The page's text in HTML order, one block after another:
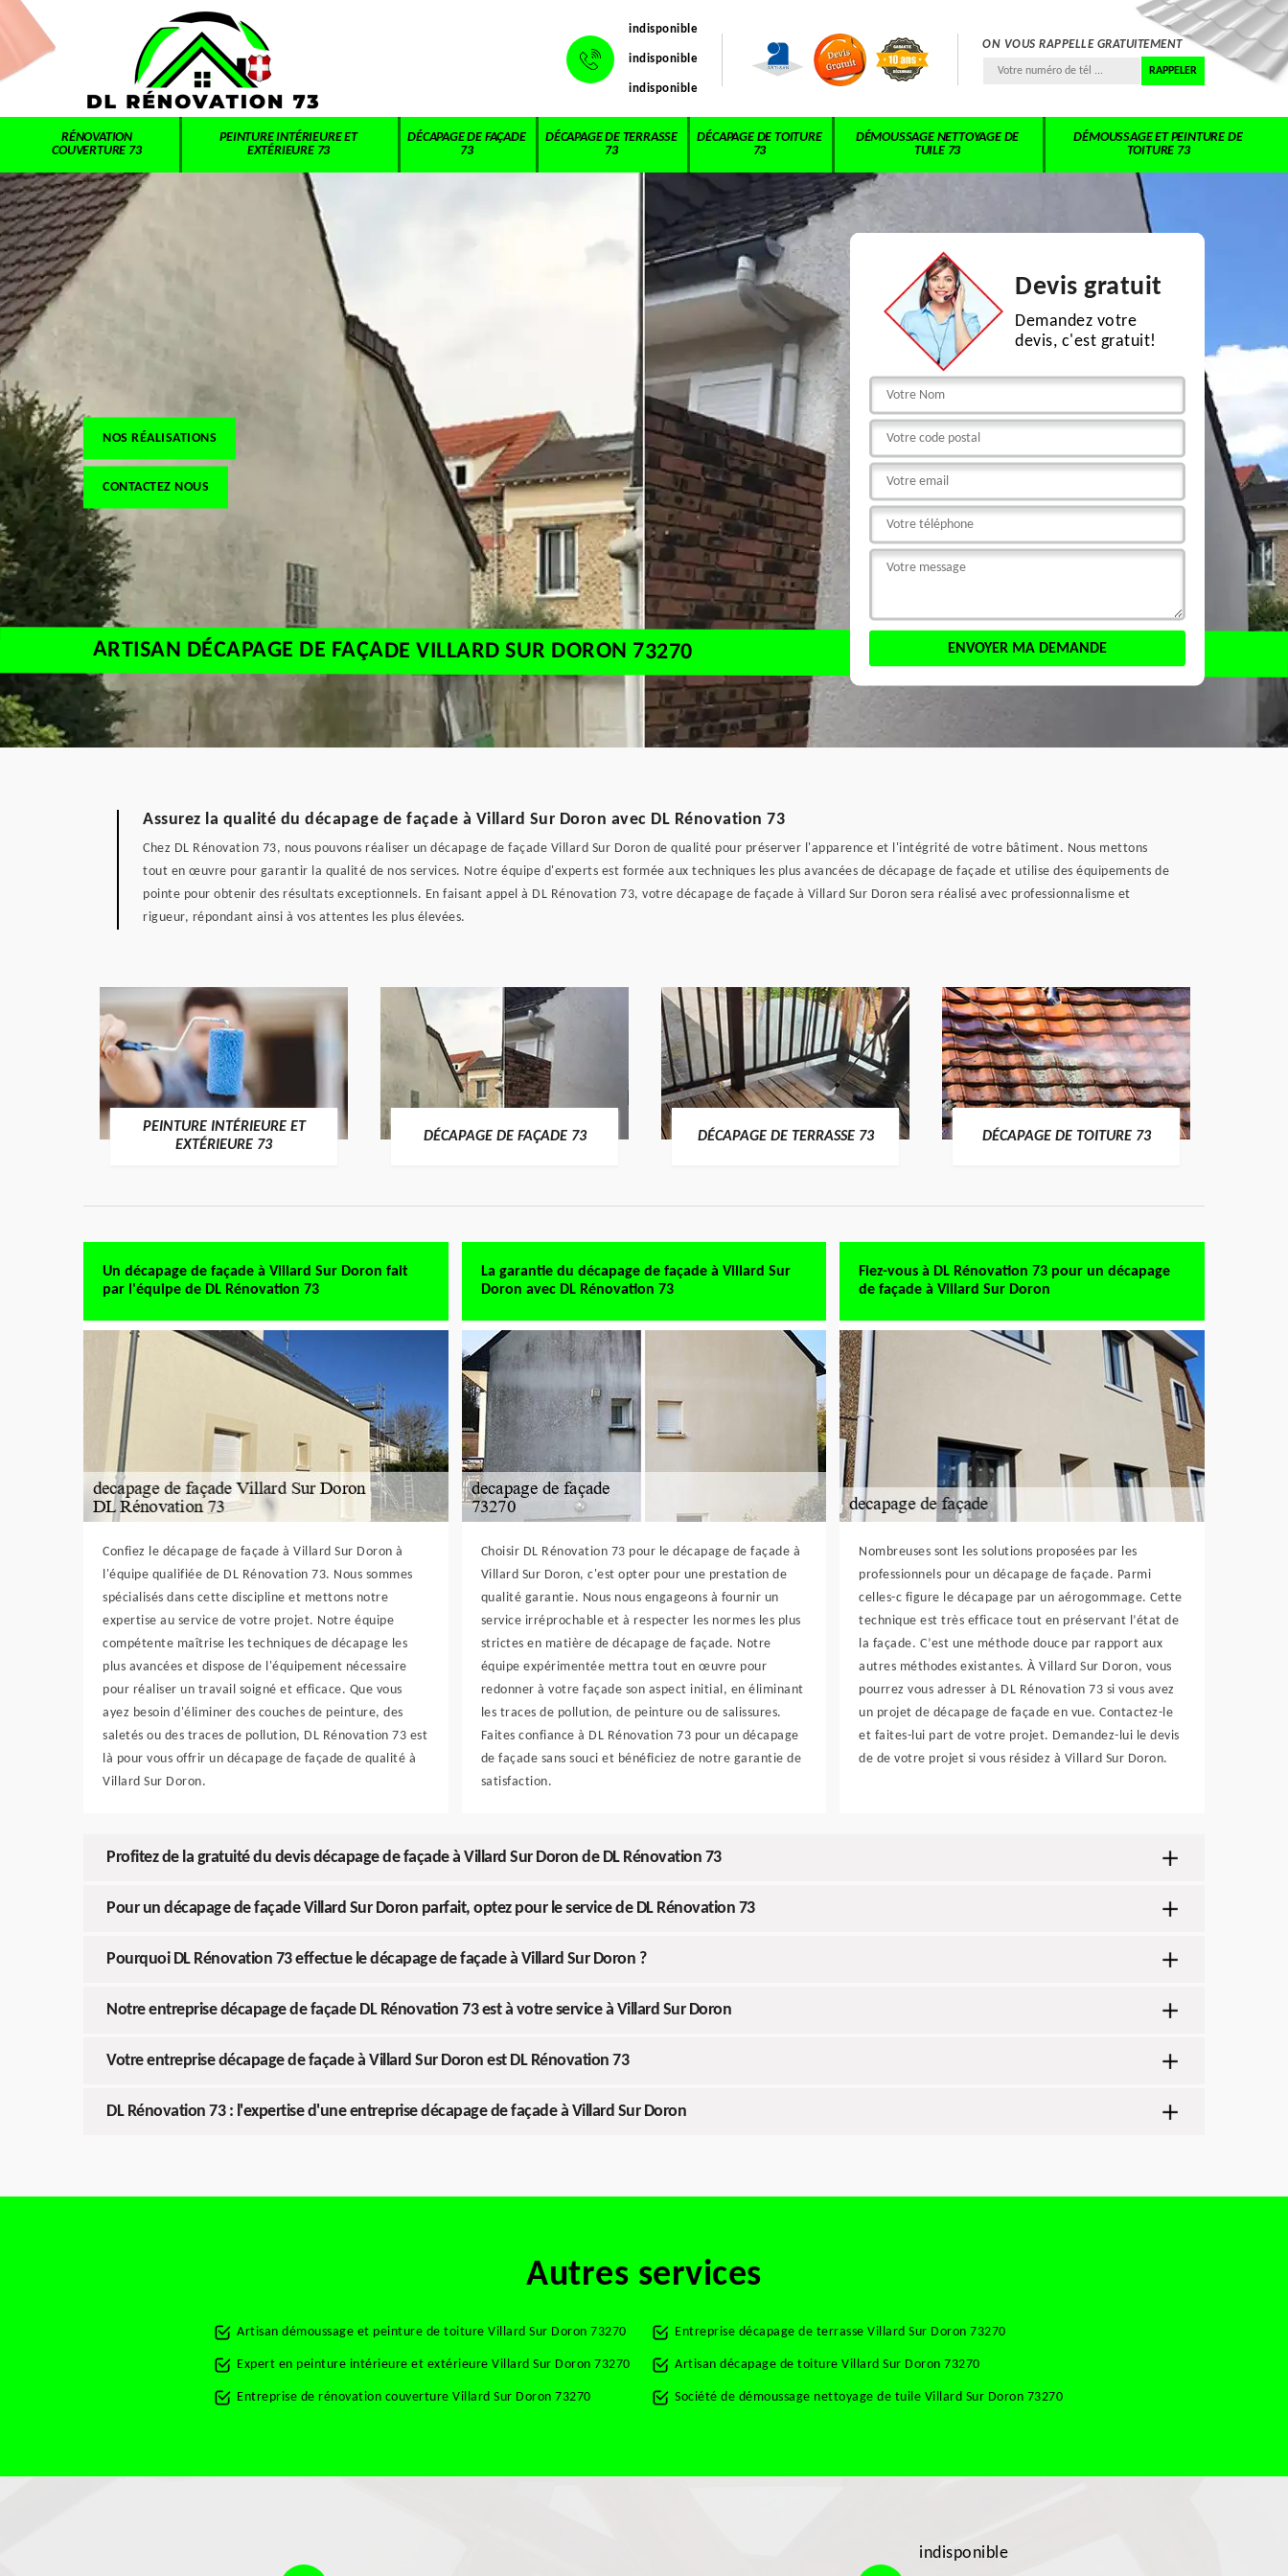
indisponible
indisponible
indisponible
ON VOUS RAPPELLE GRATUITEMENT
RÉNOVATION
COUVERTURE 73
PEINTURE INTÉRIEURE ET
EXTÉRIEURE 73
DÉCAPAGE DE FAÇADE
73
DÉCAPAGE DE TERRASSE
73
DÉCAPAGE DE TOITURE
73
DÉMOUSSAGE NETTOYAGE DE
TUILE 73
DÉMOUSSAGE ET PEINTURE DE
TOITURE 73
NOS RÉALISATIONS
CONTACTEZ NOUS
Devis gratuit
Demandez votre
devis, c'est gratuit!
ARTISAN DÉCAPAGE DE FAÇADE VILLARD SUR DORON 73270
Assurez la qualité du décapage de façade à Villard Sur Doron avec DL Rénovation 73
Chez DL Rénovation 73, nous pouvons réaliser un décapage de façade Villard Sur Doron de qualité pour préserver l'apparence et l'intégrité de votre bâtiment. Nous mettons
tout en œuvre pour garantir la qualité de nos services. Notre équipe d'experts est formée aux techniques les plus avancées de décapage de façade et utilise des équipements de
pointe pour obtenir des résultats exceptionnels. En faisant appel à DL Rénovation 73, votre décapage de façade à Villard Sur Doron sera réalisé avec professionnalisme et
rigueur, répondant ainsi à vos attentes les plus élevées.
PEINTURE INTÉRIEURE ET
EXTÉRIEURE 73
DÉCAPAGE DE FAÇADE 73 DÉCAPAGE DE TERRASSE 73 DÉCAPAGE DE TOITURE 73
Un décapage de façade à Villard Sur Doron fait
par l'équipe de DL Rénovation 73
Confiez le décapage de façade à Villard Sur Doron à
l'équipe qualifiée de DL Rénovation 73. Nous sommes
spécialisés dans cette discipline et mettons notre
expertise au service de votre projet. Notre équipe
compétente maîtrise les techniques de décapage les
plus avancées et dispose de l'équipement nécessaire
pour réaliser un travail soigné et efficace. Que vous
ayez besoin d'éliminer des couches de peinture, des
saletés ou des traces de pollution, DL Rénovation 73 est
là pour vous offrir un décapage de façade de qualité à
Villard Sur Doron.
La garantie du décapage de façade à Villard Sur
Doron avec DL Rénovation 73
Choisir DL Rénovation 73 pour le décapage de façade à
Villard Sur Doron, c'est opter pour une prestation de
qualité garantie. Nous nous engageons à fournir un
service irréprochable et à respecter les normes les plus
strictes en matière de décapage de façade. Notre
équipe expérimentée mettra tout en œuvre pour
redonner à votre façade son aspect initial, en éliminant
les traces de pollution, de peinture ou de salissures.
Faites confiance à DL Rénovation 73 pour un décapage
de façade sans souci et bénéficiez de notre garantie de
satisfaction.
Fiez-vous à DL Rénovation 73 pour un décapage
de façade à Villard Sur Doron
Nombreuses sont les solutions proposées par les
professionnels pour un décapage de façade. Parmi
celles-c figure le décapage par un aérogommage. Cette
technique est très efficace tout en préservant l’état de
la façade. C’est une méthode douce par rapport aux
autres méthodes existantes. À Villard Sur Doron, vous
pourrez vous adresser à DL Rénovation 73 si vous avez
un projet de décapage de façade en vue. Contactez-le
et faites-lui part de votre projet. Demandez-lui le devis
de de votre projet si vous résidez à Villard Sur Doron.
Profitez de la gratuité du devis décapage de façade à Villard Sur Doron de DL Rénovation 73
Pour un décapage de façade Villard Sur Doron parfait, optez pour le service de DL Rénovation 73
Pourquoi DL Rénovation 73 effectue le décapage de façade à Villard Sur Doron ?
Notre entreprise décapage de façade DL Rénovation 73 est à votre service à Villard Sur Doron
Votre entreprise décapage de façade à Villard Sur Doron est DL Rénovation 73
DL Rénovation 73 : l'expertise d'une entreprise décapage de façade à Villard Sur Doron
Autres services
Artisan démoussage et peinture de toiture Villard Sur Doron 73270
Expert en peinture intérieure et extérieure Villard Sur Doron 73270
Entreprise de rénovation couverture Villard Sur Doron 73270
Entreprise décapage de terrasse Villard Sur Doron 73270
Artisan décapage de toiture Villard Sur Doron 73270
Société de démoussage nettoyage de tuile Villard Sur Doron 73270
indisponible